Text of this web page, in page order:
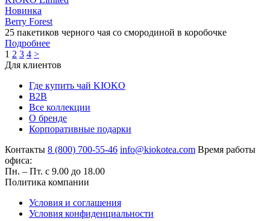
Новинка
Berry Forest
25 пакетиков черного чая со смородиной в коробочке
Подробнее
1 2 3 4 >
Для клиентов
Где купить чай KIOKO
B2B
Все коллекции
О бренде
Корпоративные подарки
Контакты 8 (800) 700-55-46 info@kiokotea.com Время работы
офиса:
Пн. – Пт. с 9.00 до 18.00
Политика компании
Условия и соглашения
Условия конфиденциальности